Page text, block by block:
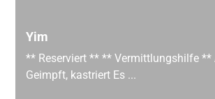
Yim
** Reserviert ** ** Vermittlungshilfe **
Geimpft, kastriert Es ...